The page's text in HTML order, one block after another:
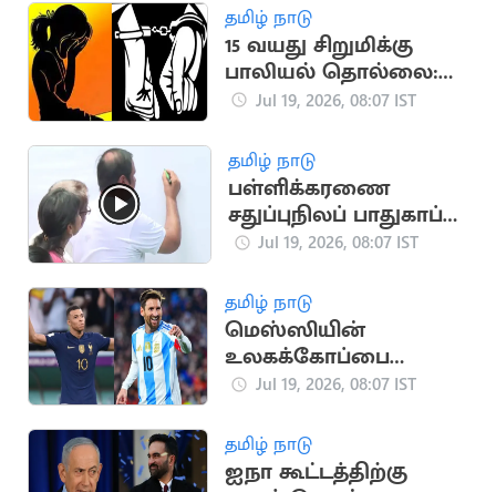
தமிழ் நாடு
15 வயது சிறுமிக்கு
பாலியல் தொல்லை:
இளைஞர் மீது புகார்
Jul 19, 2026, 08:07 IST
தமிழ் நாடு
பள்ளிக்கரணை
சதுப்புநிலப் பாதுகாப்பு:
பாமக சார்பில்
தொடக்கம்
Jul 19, 2026, 08:07 IST
தமிழ் நாடு
மெஸ்ஸியின்
உலகக்கோப்பை
சாதனையை
கேப்டன் எம்பாப்வே
Jul 19, 2026, 08:07 IST
தமிழ் நாடு
ஐநா கூட்டத்திற்கு